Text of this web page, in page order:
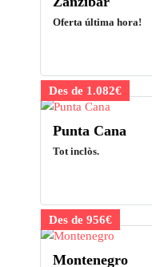
Oferta última hora!
Des de 1.082€
Punta Cana
Tot inclòs.
Des de 956€
Montenegro